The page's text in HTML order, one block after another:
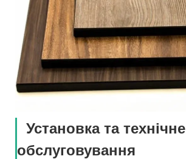
Установка та технічне
обслуговування